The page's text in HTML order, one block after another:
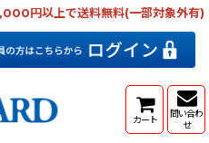
円以上で送料無料(一部対象外有)
カート
問い合わ
せ